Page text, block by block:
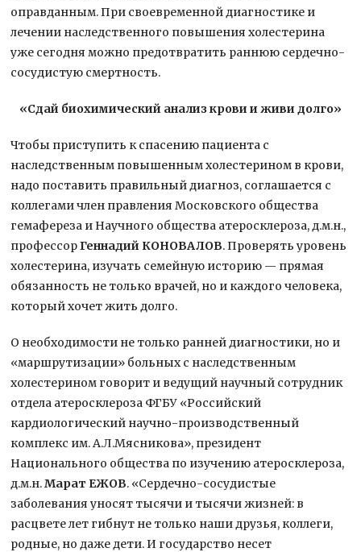
оправданным. При своевременной диагностике и
лечении наследственного повышения холестерина
уже сегодня можно предотвратить раннюю сердечно-
сосудистую смертность.
«Сдай биохимический анализ крови и живи долго»
Чтобы приступить к спасению пациента с
наследственным повышенным холестерином в крови,
надо поставить правильный диагноз, соглашается с
коллегами член правления Московского общества
гемафереза и Научного общества атеросклероза, д.м.н.,
профессорГеннадий КОНОВАЛОВ. Проверять уровень
холестерина, изучать семейную историю — прямая
обязанность не только врачей, но и каждого человека,
который хочет жить долго.
О необходимости не только ранней диагностики, но и
«маршрутизации» больных с наследственным
холестерином говорит и ведущий научный сотрудник
отдела атеросклероза ФГБУ «Российский
кардиологический научно-производственный
комплекс им. А.Л.Мясникова», президент
Национального общества по изучению атеросклероза,
д.м.н.Марат ЕЖОВ. «Сердечно-сосудистые
заболевания уносят тысячи и тысячи жизней: в
расцвете лет гибнут не только наши друзья, коллеги,
родные, но даже дети. И государство несет